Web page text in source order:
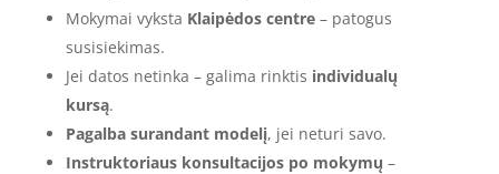
Mokymai vyksta Klaipėdos centre– patogus
susisiekimas.
Jei datos netinka – galima rinktis individualų
kursą.
Pagalba surandant modelį, jei neturi savo.
Instruktoriaus konsultacijos po mokymų –